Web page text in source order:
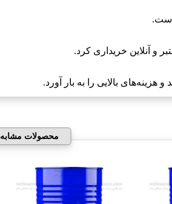
بالایی را به بار آورد.
محصولات مشابه